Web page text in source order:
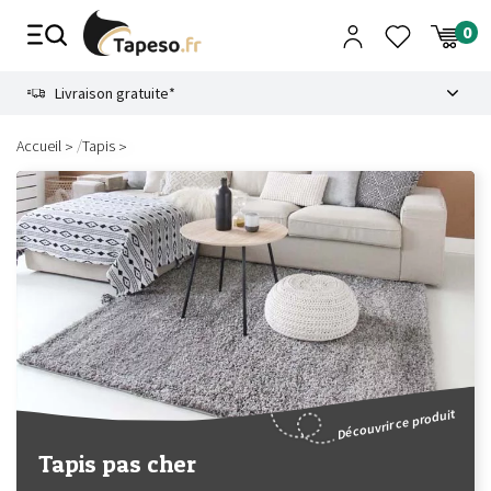
Livraison gratuite*
Accueil /Tapis
Tapis pas cher
Découvrir ce produit